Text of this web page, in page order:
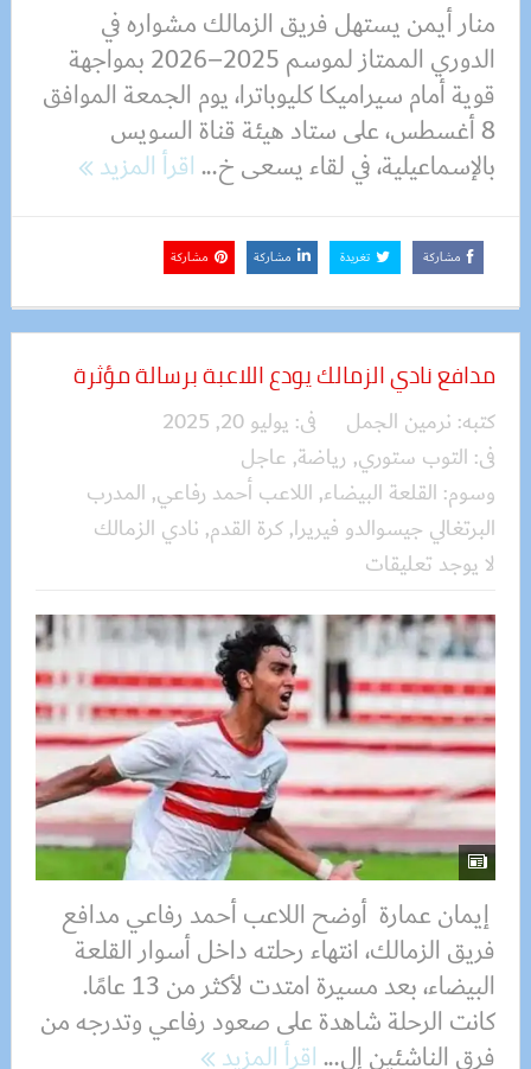
منار أيمن يستهل فريق الزمالك مشواره في
الدوري الممتاز لموسم 2025–2026 بمواجهة
قوية أمام سيراميكا كليوباترا، يوم الجمعة الموافق
8 أغسطس، على ستاد هيئة قناة السويس
بالإسماعيلية، في لقاء يسعى خ...اقرأ المزيد
مشاركة تغريدة مشاركة مشاركة
مدافع نادي الزمالك يودع اللاعبة برسالة مؤثرة
كتبه: نرمين الجمل فى: يوليو 20, 2025
فى: التوب ستوري, رياضة, عاجل
وسوم: القلعة البيضاء, اللاعب أحمد رفاعي, المدرب
البرتغالي جيسوالدو فيريرا,كرة القدم, نادي الزمالك
لا يوجد تعليقات
إيمان عمارة أوضح اللاعب أحمد رفاعي مدافع
فريق الزمالك، انتهاء رحلته داخل أسوار القلعة
البيضاء، بعد مسيرة امتدت لأكثر من 13 عامًا.
كانت الرحلة شاهدة على صعود رفاعي وتدرجه من
فرق الناشئين إل...اقرأ المزيد